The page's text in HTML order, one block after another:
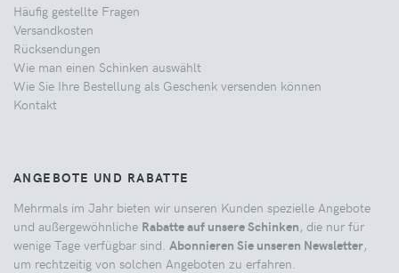
Häufig gestellte Fragen
Versandkosten
Rücksendungen
Wie man einen Schinken auswählt
Wie Sie Ihre Bestellung als Geschenk versenden können
Kontakt
ANGEBOTE UND RABATTE
Mehrmals im Jahr bieten wir unseren Kunden spezielle Angebote
und außergewöhnliche Rabatte auf unsere Schinken, die nur für
wenige Tage verfügbar sind. Abonnieren Sie unseren Newsletter,
um rechtzeitig von solchen Angeboten zu erfahren.